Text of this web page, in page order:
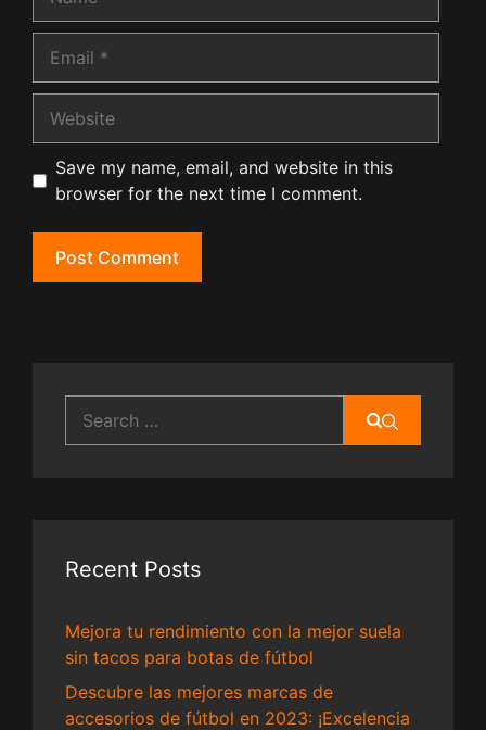
Save my name, email, and website in this
browser for the next time I comment.
for:
Recent Posts
Mejora tu rendimiento con la mejor suela
sin tacos para botas de fútbol
Descubre las mejores marcas de
accesorios de fútbol en 2023: ¡Excelencia